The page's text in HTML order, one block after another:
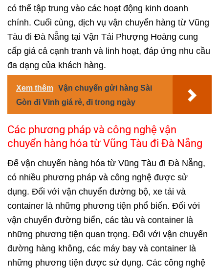
có thể tập trung vào các hoạt động kinh doanh
chính. Cuối cùng, dịch vụ vận chuyển hàng từ Vũng
Tàu đi Đà Nẵng tại Vận Tải Phượng Hoàng cung
cấp giá cả cạnh tranh và linh hoạt, đáp ứng nhu cầu
đa dạng của khách hàng.
Xem thêm Vận chuyển gửi hàng Sài
Gòn đi Vinh giá rẻ, đi trong ngày
Các phương pháp và công nghệ vận
chuyển hàng hóa từ Vũng Tàu đi Đà Nẵng
Để vận chuyển hàng hóa từ Vũng Tàu đi Đà Nẵng,
có nhiều phương pháp và công nghệ được sử
dụng. Đối với vận chuyển đường bộ, xe tải và
container là những phương tiện phổ biến. Đối với
vận chuyển đường biển, các tàu và container là
những phương tiện quan trọng. Đối với vận chuyển
đường hàng không, các máy bay và container là
những phương tiện được sử dụng. Các công nghệ